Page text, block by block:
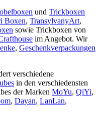
und Trickboxen
Boxen, TransylvanyArt,
sowie Trickboxen von
im Angebot. Wir
, Geschenkverpackungen
verschiedene
in den verschiedensten
der Marken MoYu, QiYi,
, Dayan, LanLan,